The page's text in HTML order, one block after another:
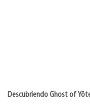
Descubriendo Ghost of